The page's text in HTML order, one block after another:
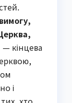
— кінцева
і